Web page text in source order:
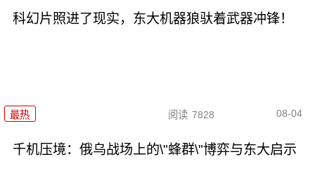
科幻片照进了现实，东大机器狼驮着武器冲锋！
最热 阅读 7828 08-04
千机压境：俄乌战场上的\"蜂群\"博弈与东大启示